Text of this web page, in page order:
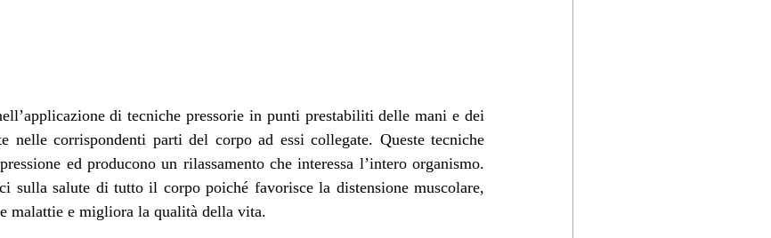
di tecniche pressorie in punti prestabiliti delle mani e dei
nelle corrispondenti parti del corpo ad essi collegate. Queste tecniche
ed producono un rilassamento che interessa l’intero organismo.
sulla salute di tutto il corpo poiché favorisce la distensione muscolare,
malattie e migliora la qualità della vita.